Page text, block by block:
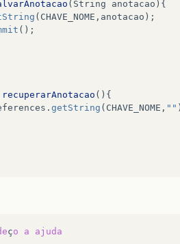
( String anotacao ){
( CHAVE_NOME , anotacao );
();
recuperarAnotacao (){
. getString ( CHAVE_NOME , ""
ço a ajuda